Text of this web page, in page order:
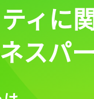
会員登録
ィに
スパ